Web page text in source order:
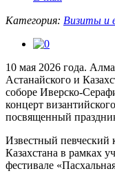
Категория: Визиты и
10 мая 2026 года.
Астанайского и
соборе Иверско-
концерт
посвященный
Известный
Казахстана в рамках
фестивале